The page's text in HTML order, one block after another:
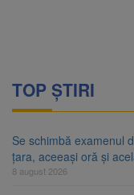
TOP ȘTIRI
Se schimbă examenul
țara, aceeași oră și
8 august 2026